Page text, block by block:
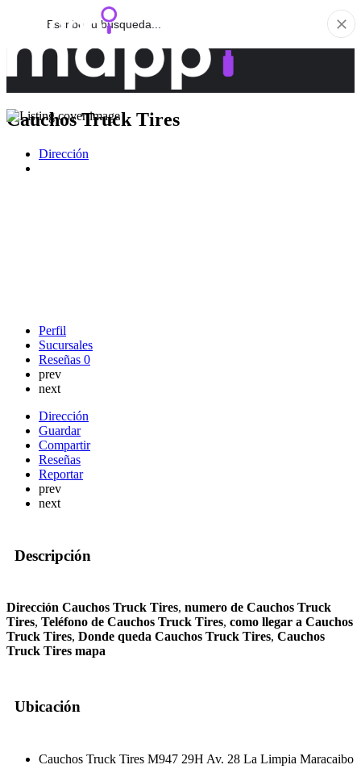
Cauchos Truck Tires
Dirección
Perfil
Sucursales
Reseñas 0
prev
next
Dirección
Guardar
Compartir
Reseñas
Reportar
prev
next
Descripción
Dirección Cauchos Truck Tires, numero de Cauchos Truck
Tires, Teléfono de Cauchos Truck Tires, como llegar a Cauchos
Truck Tires, Donde queda Cauchos Truck Tires, Cauchos
Truck Tires mapa
Ubicación
Cauchos Truck Tires M947 29H Av. 28 La Limpia Maracaibo